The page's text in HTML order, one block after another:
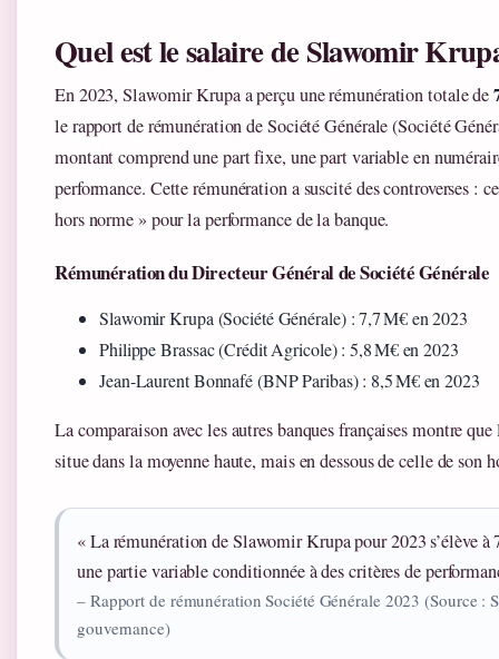
Quel est le salaire de Slawomir
En 2023, Slawomir Krupa a perçu une rémunération totale de
le rapport de rémunération de Société Générale (Société
montant comprend une part fixe, une part variable en
performance. Cette rémunération a suscité des controverses :
hors norme » pour la performance de la banque.
Rémunération du Directeur Général de Société Générale
Slawomir Krupa (Société Générale) : 7,7 M€ en 2023
Philippe Brassac (Crédit Agricole) : 5,8 M€ en 2023
Jean-Laurent Bonnafé (BNP Paribas) : 8,5 M€ en 2023
La comparaison avec les autres banques françaises montre
situe dans la moyenne haute, mais en dessous de celle de son
« La rémunération de Slawomir Krupa pour 2023 s’élève
une partie variable conditionnée à des critères de
– Rapport de rémunération Société Générale 2023 (Source :
gouvernance)